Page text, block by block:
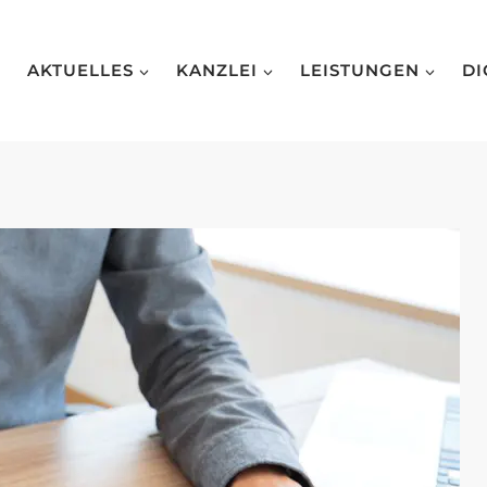
AKTUELLES KANZLEI LEISTUNGEN